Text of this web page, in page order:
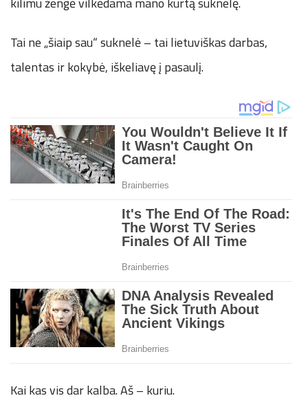
Tai ne „šiaip sau“ suknelė – tai lietuviškas darbas,
talentas ir kokybė, iškeliavę į pasaulį.
Kai kas vis dar kalba. Aš – kuriu.